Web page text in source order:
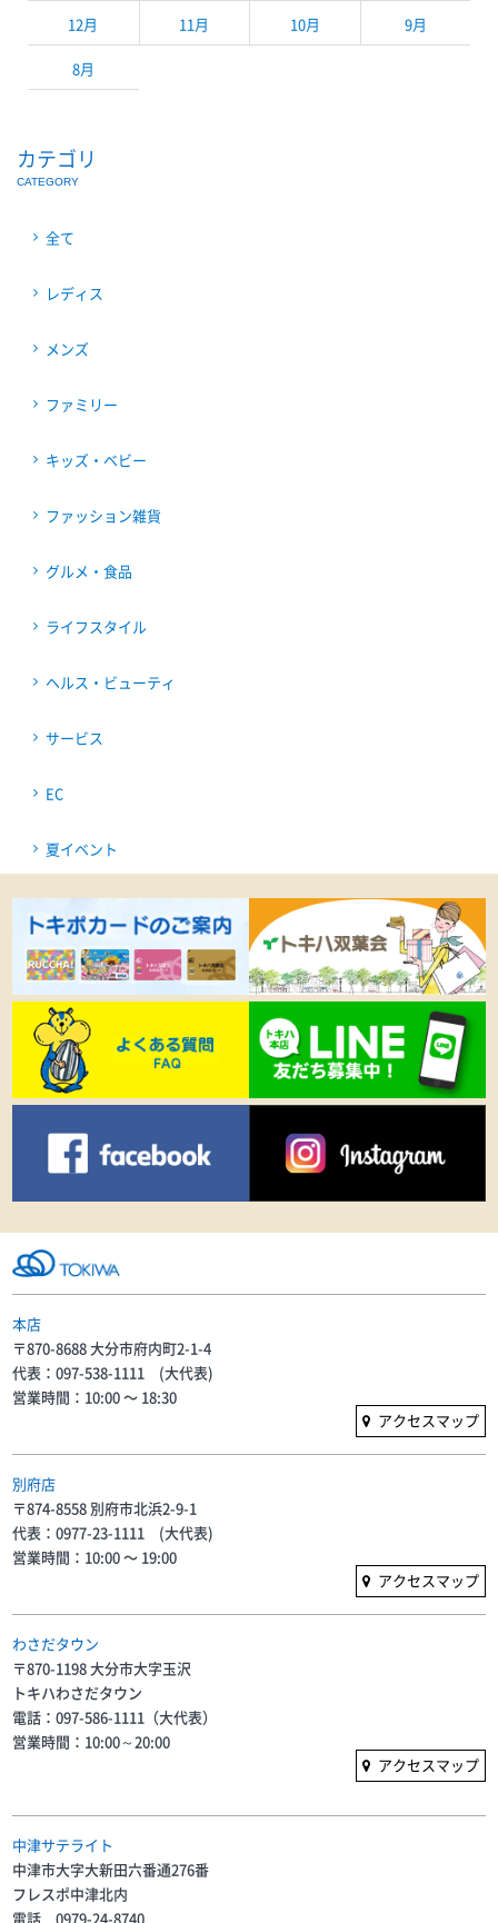
12月 11月 10月 9月
8月
カテゴリ
CATEGORY
全て
レディス
メンズ
ファミリー
キッズ・ベビー
ファッション雑貨
グルメ・食品
ライフスタイル
ヘルス・ビューティ
サービス
EC
夏イベント
本店
〒870-8688 大分市府内町2-1-4
代表：097-538-1111 (大代表)
営業時間：10:00 〜 18:30
アクセスマップ
別府店
〒874-8558 別府市北浜2-9-1
代表：0977-23-1111 (大代表)
営業時間：10:00 〜 19:00
アクセスマップ
わさだタウン
〒870-1198 大分市大字玉沢
トキハわさだタウン
電話：097-586-1111（大代表）
営業時間：10:00～20:00
アクセスマップ
中津サテライト
中津市大字大新田六番通276番
フレスポ中津北内
電話 0979-24-8740